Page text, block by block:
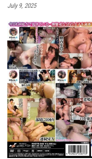
July 9, 2025